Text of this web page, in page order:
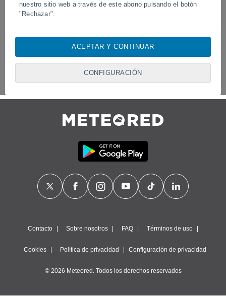
nuestro sitio web a través de este abono pulsando el botón
"Rechazar".
cookies, identificadores únicos o tecnologías similares para
almacenar, acceder y procesar datos personales como su
visita en este sitio web, las direcciones IP y los
identificadores de cookies. Es posible que algunos
proveedores traten tus datos personales en virtud de un
Política de Cookiesen este sitio web.
tratamiento de datos:
Almacenar la información en un dispositivo y/o acceder a
básicos, crear perfiles para publicidad personalizada, utilizar
perfiles para seleccionar la publicidad personalizada, crear un
perfil para personalizar el contenido, uso de perfiles para la
comprender al público a través de estadísticas o a través de
con el objetivo de seleccionar el contenido.
Datos de localización geográfica precisa e identificación
ACEPTAR Y CONTINUAR
CONFIGURACIÓN
Un enorme diablo de polvo fue
avistado en Zapponeta, Italia
Tornados y lluvias
Síguenos
Contacto Sobre nosotros FAQ Términos de uso
Cookies Política de privacidad Configuración de privacidad
© 2026 Meteored. Todos los derechos reservados